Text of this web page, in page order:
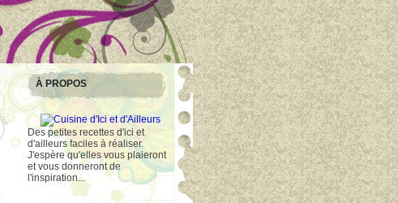
À PROPOS
Des petites recettes d'ici et
d'ailleurs faciles à réaliser.
J'espère qu'elles vous plaieront
et vous donneront de
l'inspiration...